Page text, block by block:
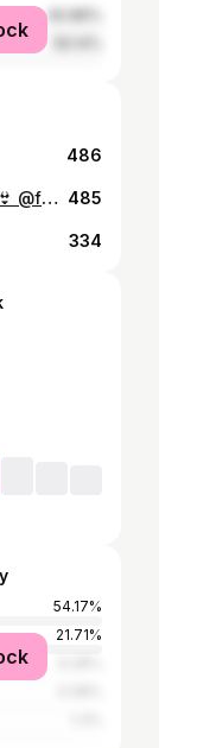
486
🌴🐠💙☀️ 📸 @luismoralesnic 👙 @fachent0 485
334
54.17%
21.71%